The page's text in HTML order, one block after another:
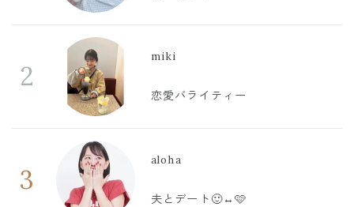
2
miki
恋愛バライティー
3
aloha
夫とデート🙂‍↔️🩷